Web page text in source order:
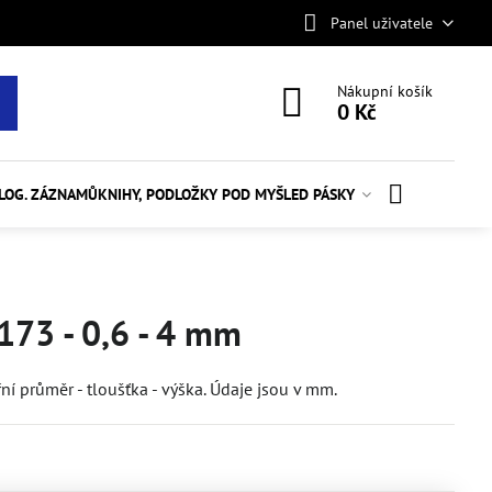
Panel uživatele
Nákupní košík
0 Kč
ZÁZNAMŮKNIHY, PODLOŽKY POD MYŠLED PÁSKY
- 0,6 - 4 mm
průměr - tloušťka - výška. Údaje jsou v mm.